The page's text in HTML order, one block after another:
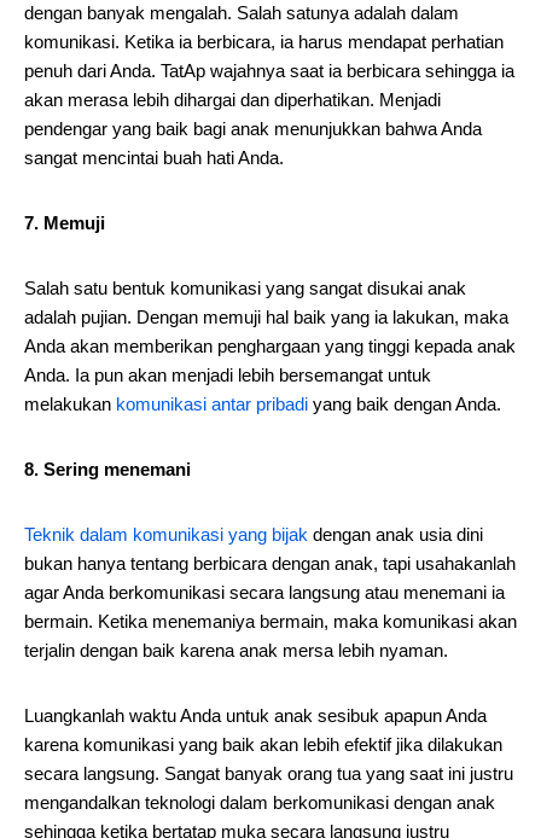
dengan banyak mengalah. Salah satunya adalah dalam
komunikasi. Ketika ia berbicara, ia harus mendapat perhatian
penuh dari Anda. TatAp wajahnya saat ia berbicara sehingga ia
akan merasa lebih dihargai dan diperhatikan. Menjadi
pendengar yang baik bagi anak menunjukkan bahwa Anda
sangat mencintai buah hati Anda.
7. Memuji
Salah satu bentuk komunikasi yang sangat disukai anak
adalah pujian. Dengan memuji hal baik yang ia lakukan, maka
Anda akan memberikan penghargaan yang tinggi kepada anak
Anda. Ia pun akan menjadi lebih bersemangat untuk
melakukan komunikasi antar pribadi yang baik dengan Anda.
8. Sering menemani
Teknik dalam komunikasi yang bijak dengan anak usia dini
bukan hanya tentang berbicara dengan anak, tapi usahakanlah
agar Anda berkomunikasi secara langsung atau menemani ia
bermain. Ketika menemaniya bermain, maka komunikasi akan
terjalin dengan baik karena anak mersa lebih nyaman.
Luangkanlah waktu Anda untuk anak sesibuk apapun Anda
karena komunikasi yang baik akan lebih efektif jika dilakukan
secara langsung. Sangat banyak orang tua yang saat ini justru
mengandalkan teknologi dalam berkomunikasi dengan anak
sehingga ketika bertatap muka secara langsung justru